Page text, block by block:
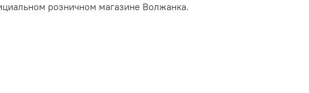
розничном магазине Волжанка.